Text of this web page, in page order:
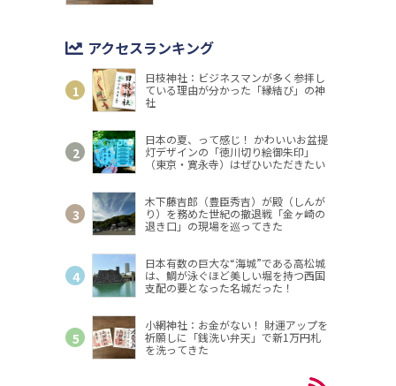
アクセスランキング
日枝神社：ビジネスマンが多く参拝し
ている理由が分かった「縁結び」の神
社
日本の夏、って感じ！ かわいいお盆提
灯デザインの「徳川切り絵御朱印」
（東京・寛永寺）はぜひいただきたい
木下藤吉郎（豊臣秀吉）が殿（しんが
り）を務めた世紀の撤退戦「金ヶ崎の
退き口」の現場を巡ってきた
日本有数の巨大な“海城”である高松城
は、鯛が泳ぐほど美しい堀を持つ西国
支配の要となった名城だった！
小網神社：お金がない！ 財運アップを
祈願しに「銭洗い弁天」で新1万円札
を洗ってきた